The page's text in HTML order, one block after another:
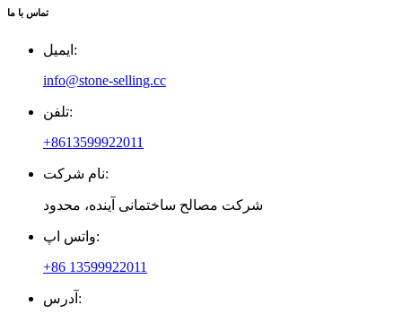
تماس با ما
ایمیل:
info@stone-selling.cc
تلفن:
+8613599922011
نام شرکت:
شرکت مصالح ساختمانی آینده، محدود
واتس اپ:
+86 13599922011
آدرس: